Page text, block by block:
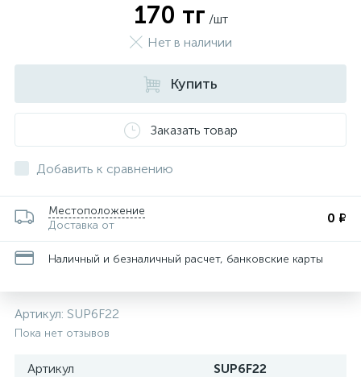
170 тг /шт
Нет в наличии
Купить
Заказать товар
Добавить к сравнению
Местоположение
Доставка от
0 ₽
Наличный и безналичный расчет, банковские карты
Артикул: SUP6F22
Пока нет отзывов
Артикул
SUP6F22